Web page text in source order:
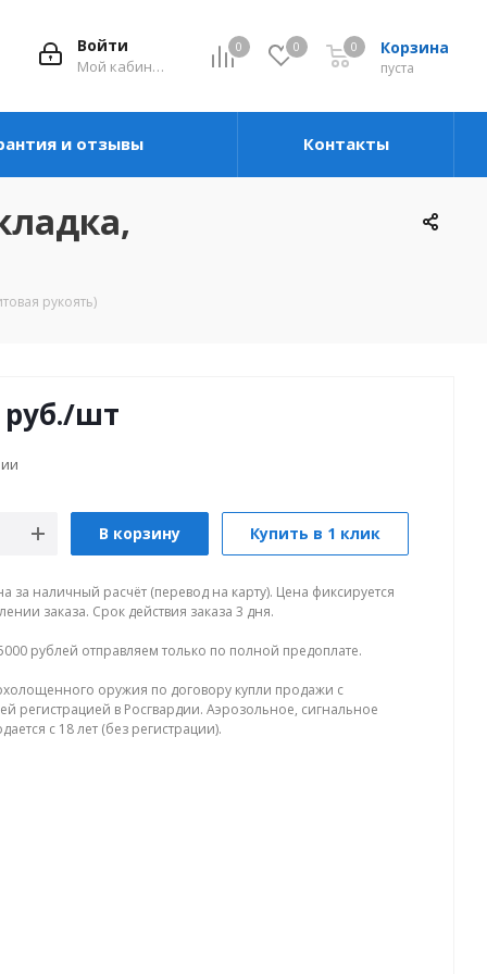
0 0 Корзина
пуста
0
Войти
Мой кабинет
и отзывы Контакты
рукоять)
/шт
В корзину Купить в 1 клик
за наличный расчёт (перевод на карту). Цена фиксируется
заказа. Срок действия заказа 3 дня.
рублей отправляем только по полной предоплате.
оружия по договору купли продажи с
регистрацией в Росгвардии. Аэрозольное, сигнальное
с 18 лет (без регистрации).